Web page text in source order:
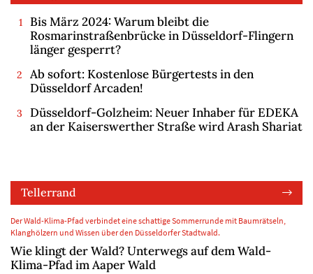
Bis März 2024: Warum bleibt die
Rosmarinstraßenbrücke in Düsseldorf-Flingern
länger gesperrt?
Ab sofort: Kostenlose Bürgertests in den
Düsseldorf Arcaden!
Düsseldorf-Golzheim: Neuer Inhaber für EDEKA
an der Kaiserswerther Straße wird Arash Shariat
Tellerrand
Der Wald-Klima-Pfad verbindet eine schattige Sommerrunde mit Baumrätseln,
Klanghölzern und Wissen über den Düsseldorfer Stadtwald.
Wie klingt der Wald? Unterwegs auf dem Wald-
Klima-Pfad im Aaper Wald